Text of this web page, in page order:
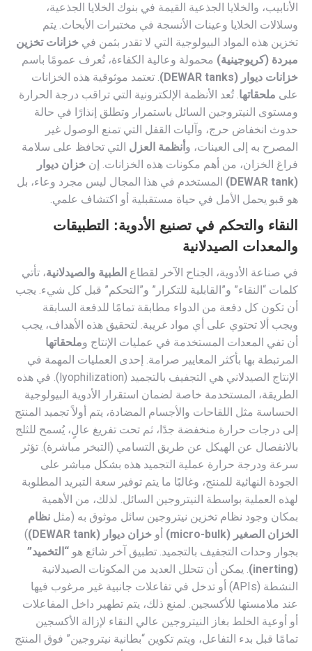
الأنابيب، والخلايا الجذعية القيمة في بنوك الخلايا الجذعية،
وسلالات الخلايا وعينات الأنسجة في مختبرات الأبحاث. يتم
تخزين هذه المواد البيولوجية التي لا تقدر بثمن في خزانات تخزين
مبردة (كريوجينية) محمولة وعالية الكفاءة، تُعرف عمومًا باسم
خزانات ديوار (DEWAR tanks)
. تعتمد موثوقية هذه الخزانات
على ملحقاتها. تُعد الأنظمة الإلكترونية التي تراقب درجة الحرارة
ومستوى النيتروجين السائل باستمرار وتطلق إنذارًا في حالة
حدوث انخفاض حرج، وآليات القفل التي تمنع الوصول غير
المصرح به إلى العينات، و أنظمة العزل التي تحافظ على سلامة
فراغ الخزان، من أهم مكونات هذه الخزانات. إن خزان ديوار
(DEWAR tank)
المستخدم في هذا المجال ليس مجرد وعاء، بل
هو قبو يحمل الأمل في حياة مستقبلية أو اكتشاف علمي.
النقاء والتحكم في تصنيع الأدوية: التطبيقات
والمعدات الصيدلانية
في صناعة الأدوية، الجناح الآخر لقطاع الطبية والصيدلانية، تأتي
كلمات “النقاء” و”القابلية للتكرار” و”التحكم” قبل كل شيء. يجب
أن تكون كل دفعة من الدواء مطابقة تمامًا للدفعة السابقة
ويجب ألا تحتوي على أي مواد غريبة. لتحقيق هذه الأهداف، يجب
أن تفي المعدات المستخدمة في عمليات الإنتاج وملحقاتها
المرتبطة بها بأكثر المعايير صرامة. إحدى العمليات المهمة في
الإنتاج الصيدلاني هي التجفيف بالتجميد (lyophilization). في هذه
الطريقة، المستخدمة خاصة لضمان استقرار الأدوية البيولوجية
الحساسة مثل اللقاحات والأجسام المضادة، يتم أولاً تجميد المنتج
إلى درجات حرارة منخفضة جدًا، ثم تحت تفريغ عالٍ، يُسمح للثلج
بالانفصال عن الهيكل عن طريق التسامي (التبخر مباشرة). تؤثر
سرعة ودرجة حرارة عملية التجميد هذه بشكل مباشر على
الجودة النهائية للمنتج، وغالبًا ما يتم توفير سعة التبريد المطلوبة
لهذه العملية بواسطة النيتروجين السائل. لذلك، من الأهمية
بمكان وجود نظام تخزين نيتروجين سائل موثوق به (مثل نظام
الخزان الصغير (micro-bulk)
أو خزان ديوار (DEWAR tank)
)
بجوار وحدات التجفيف بالتجميد. تطبيق آخر شائع هو “التخميد”
(inerting)
. يمكن أن تتحلل العديد من المكونات الصيدلانية
النشطة (APIs) أو تدخل في تفاعلات جانبية غير مرغوب فيها
عند ملامستها للأكسجين. لمنع ذلك، يتم تطهير داخل المفاعلات
أو أوعية الخلط بغاز النيتروجين عالي النقاء لإزالة الأكسجين
تمامًا قبل بدء التفاعل، ويتم تكوين “بطانية نيتروجين” فوق المنتج